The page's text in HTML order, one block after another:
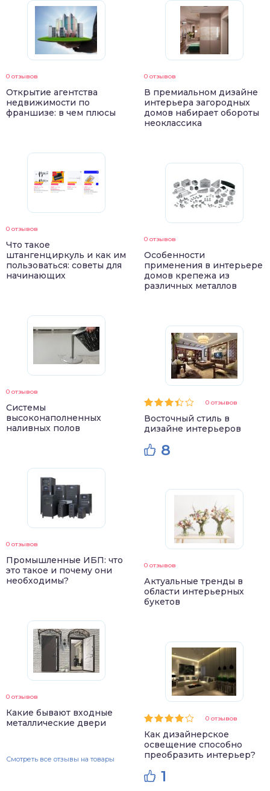
0 отзывов
Открытие агентства
недвижимости по
франшизе: в чем плюсы
0 отзывов
Что такое
штангенциркуль и как им
пользоваться: советы для
начинающих
0 отзывов
Системы
высоконаполненных
наливных полов
0 отзывов
Промышленные ИБП: что
это такое и почему они
необходимы?
0 отзывов
Какие бывают входные
металлические двери
Смотреть все отзывы на товары
0 отзывов
В премиальном дизайне
интерьера загородных
домов набирает обороты
неоклассика
0 отзывов
Особенности
применения в интерьере
домов крепежа из
различных металлов
0 отзывов
Восточный стиль в
дизайне интерьеров
8
0 отзывов
Актуальные тренды в
области интерьерных
букетов
0 отзывов
Как дизайнерское
освещение способно
преобразить интерьер?
1